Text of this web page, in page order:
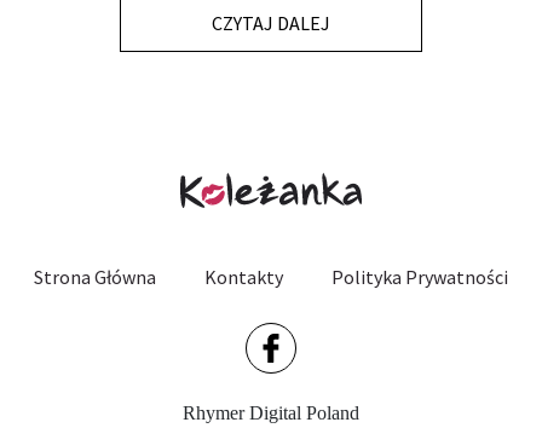
CZYTAJ DALEJ
Strona Główna Kontakty Polityka Prywatności
Rhymer Digital Poland